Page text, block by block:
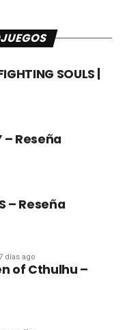
SOULS |
– Reseña
– Reseña
días ago
of Cthulhu –